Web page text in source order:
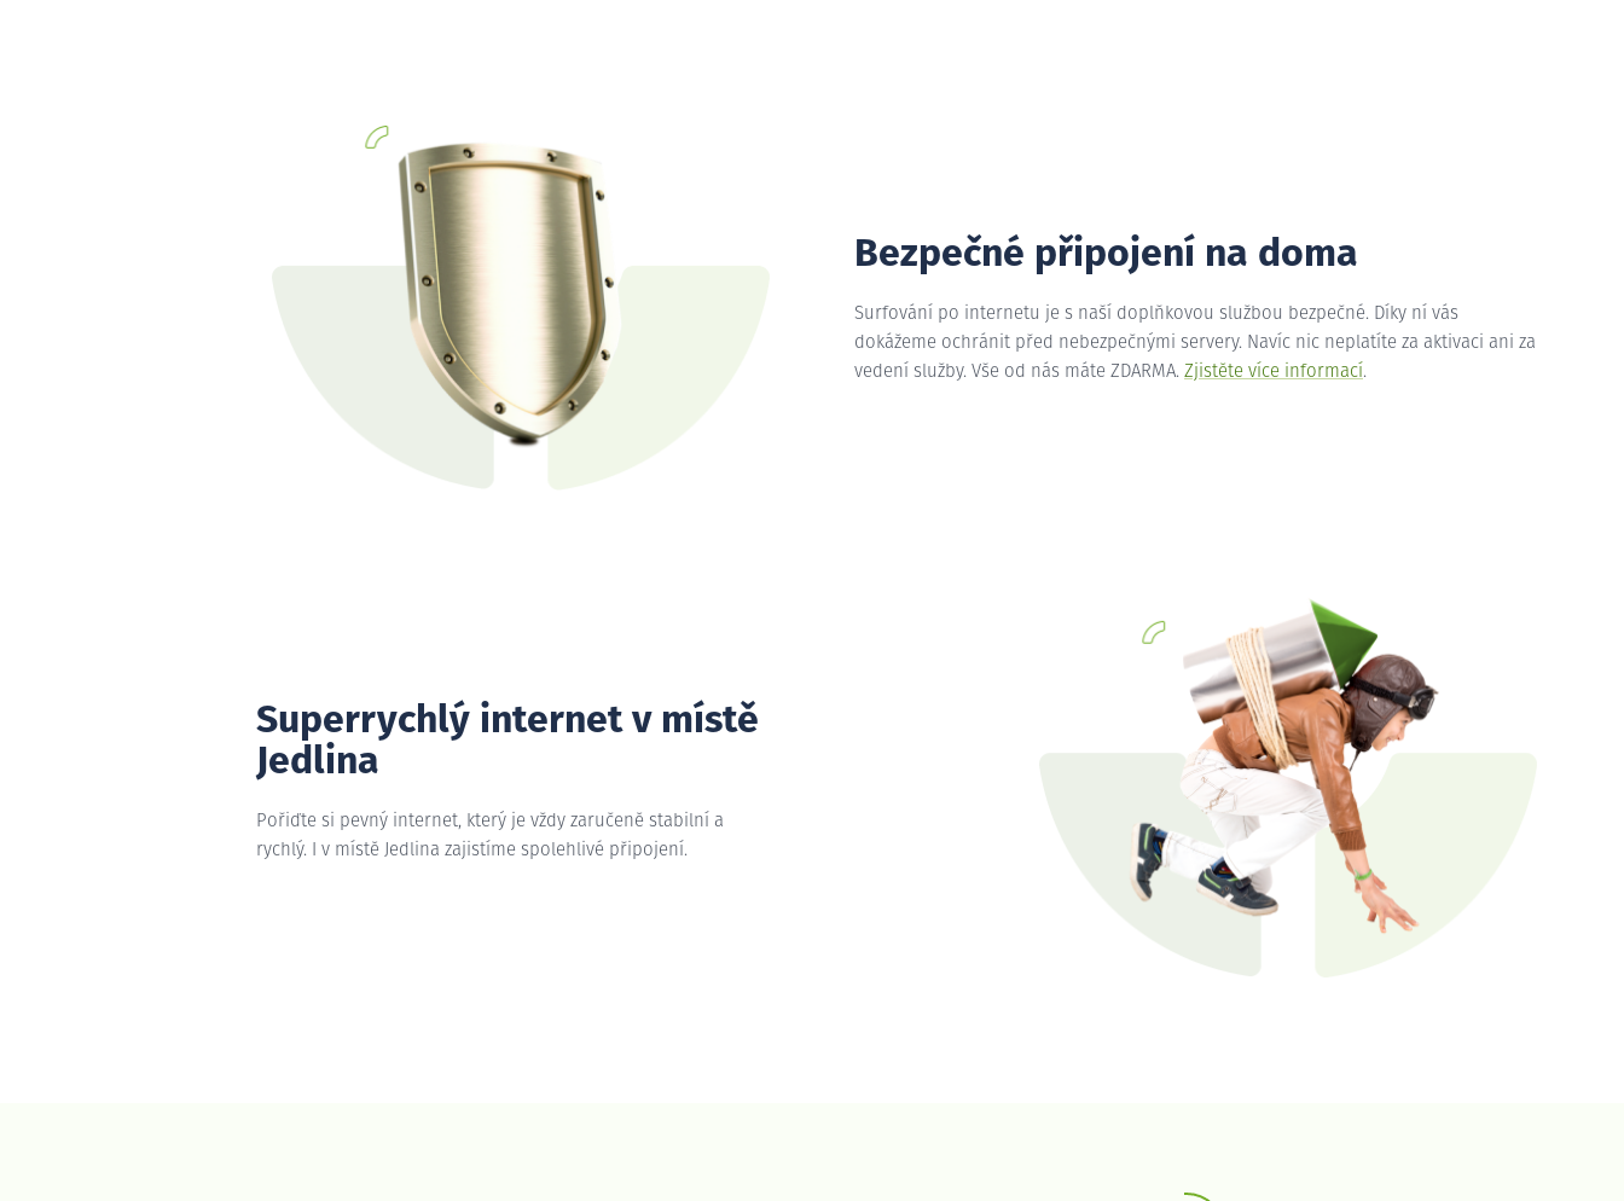
Bezpečné připojení na doma
Surfování po internetu je s naší doplňkovou službou bezpečné. Díky ní vás
dokážeme ochránit před nebezpečnými servery. Navíc nic neplatíte za aktivaci ani za
vedení služby. Vše od nás máte ZDARMA. Zjistěte více informací.
Superrychlý internet v místě
Jedlina
Pořiďte si pevný internet, který je vždy zaručeně stabilní a
rychlý. I v místě Jedlina zajistíme spolehlivé připojení.